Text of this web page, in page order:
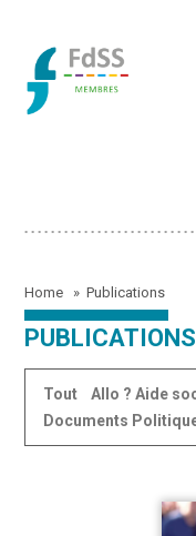
Home »Publications
Tout
Allo ? Aide
Documents